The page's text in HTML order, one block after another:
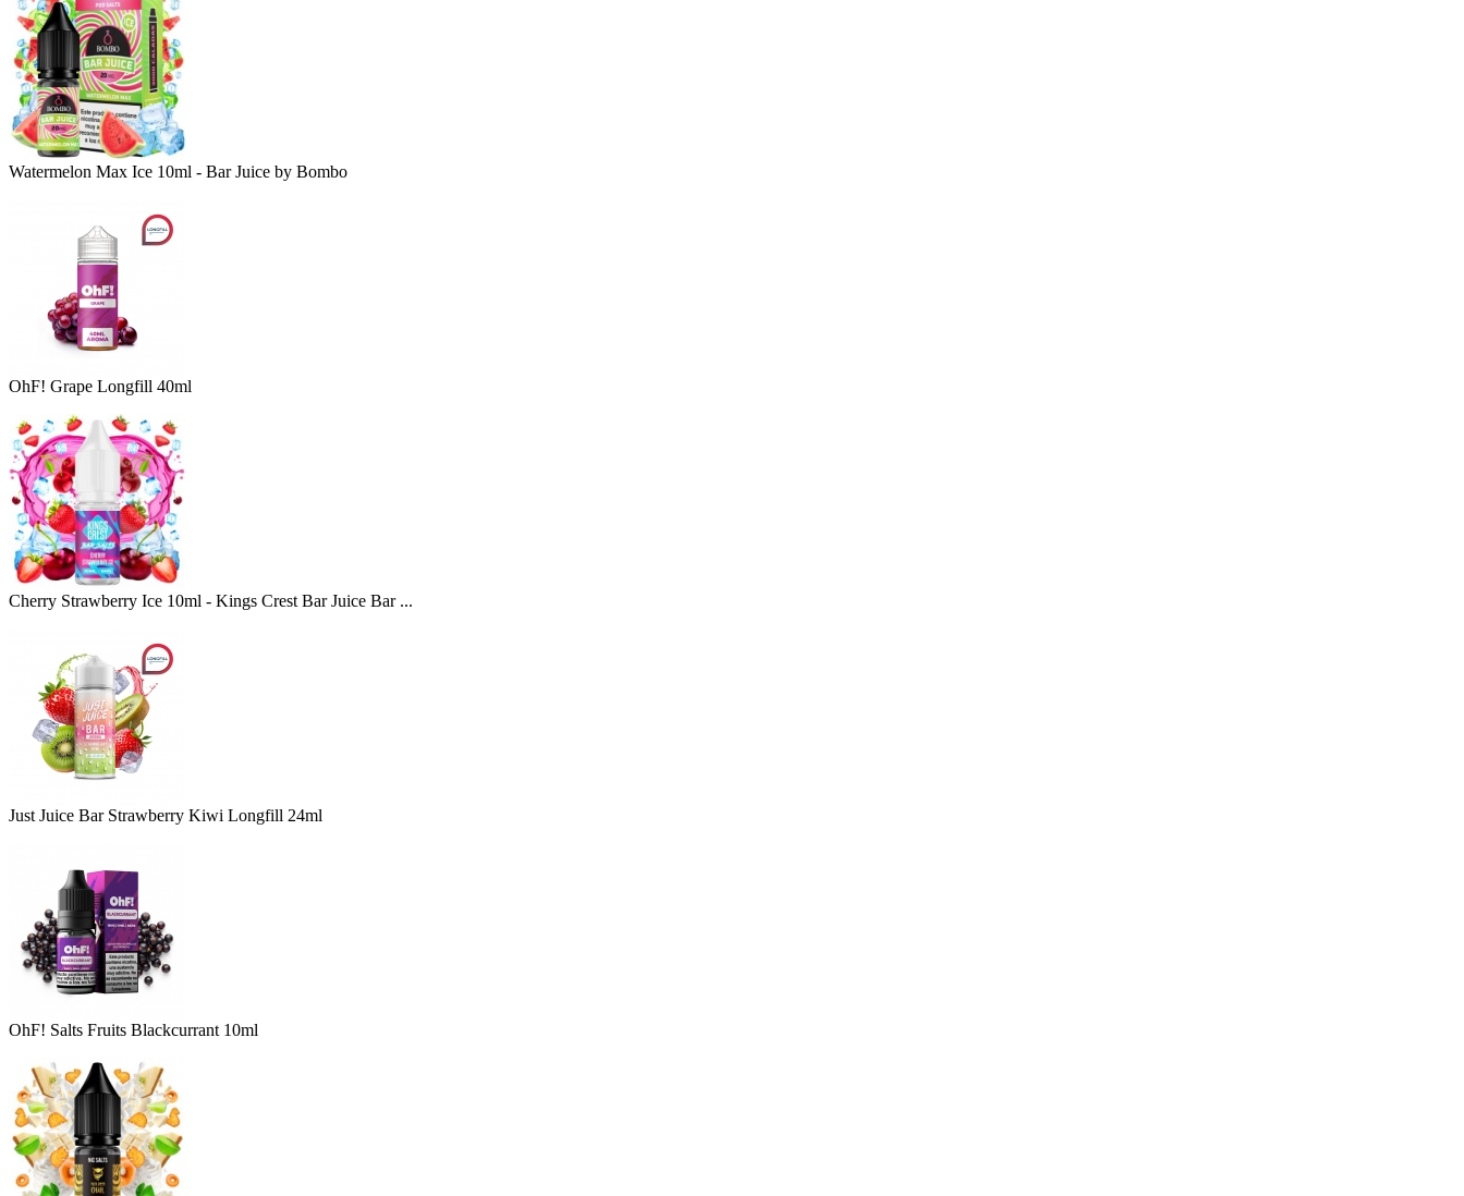
Watermelon Max Ice 10ml - Bar Juice by Bombo
OhF! Grape Longfill 40ml
Cherry Strawberry Ice 10ml - Kings Crest Bar Juice Bar ...
Just Juice Bar Strawberry Kiwi Longfill 24ml
OhF! Salts Fruits Blackcurrant 10ml